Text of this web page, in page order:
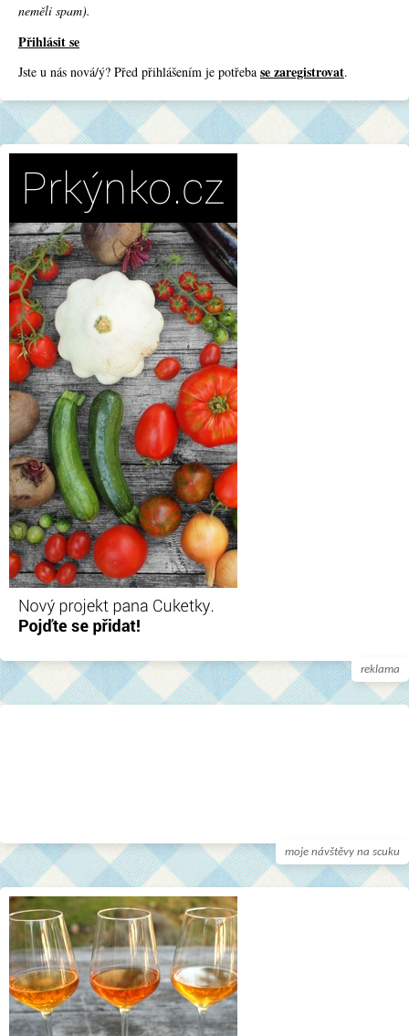
neměli spam).
Přihlásit se
Jste u nás nová/ý? Před přihlášením je potřeba se zaregistrovat.
reklama
moje návštěvy na scuku